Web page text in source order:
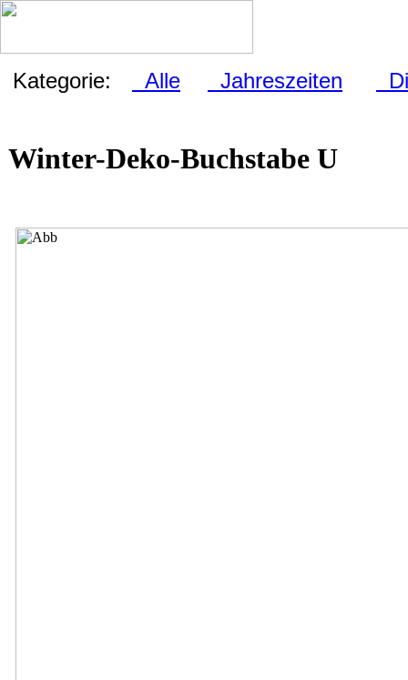
Kategorie: Alle Jahreszeiten
Winter-Deko-Buchstabe U